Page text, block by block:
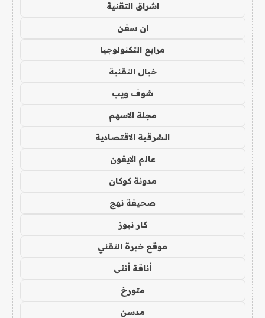
اشراق التقنية
ان سفن
مرابع التكنولوجيا
خيال التقنية
شوف ويب
مجلة الاسهم
الشرقية الاقتصادية
عالم الايفون
مدونة كوكان
صحيفة نهج
كار نيوز
موقع خبرة التقني
أناقة أنثى
متورخ
مدسن